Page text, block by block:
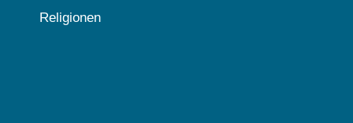
Religionen